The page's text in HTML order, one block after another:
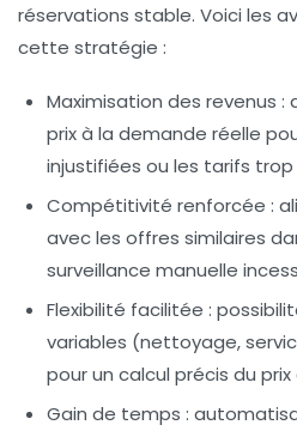
réservations stable. Voici les
cette stratégie :
Maximisation des revenus :
prix à la demande réelle
injustifiées ou les tarifs trop
Compétitivité renforcée :
avec les offres similaires
surveillance manuelle
Flexibilité facilitée :
variables (nettoyage,
pour un calcul précis du
Gain de temps :